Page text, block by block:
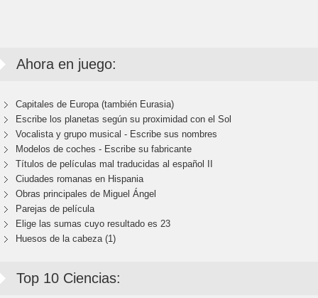
Ahora en juego:
Capitales de Europa (también Eurasia)
Escribe los planetas según su proximidad con el Sol
Vocalista y grupo musical - Escribe sus nombres
Modelos de coches - Escribe su fabricante
Títulos de películas mal traducidas al español II
Ciudades romanas en Hispania
Obras principales de Miguel Ángel
Parejas de película
Elige las sumas cuyo resultado es 23
Huesos de la cabeza (1)
Top 10 Ciencias: